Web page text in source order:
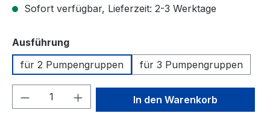
Sofort verfügbar, Lieferzeit: 2-3 Werktage
Ausführungauswählen
für 2 Pumpengruppen
für 3 Pumpengruppen
Produkt Anzahl: Gib denIn den Warenkorb